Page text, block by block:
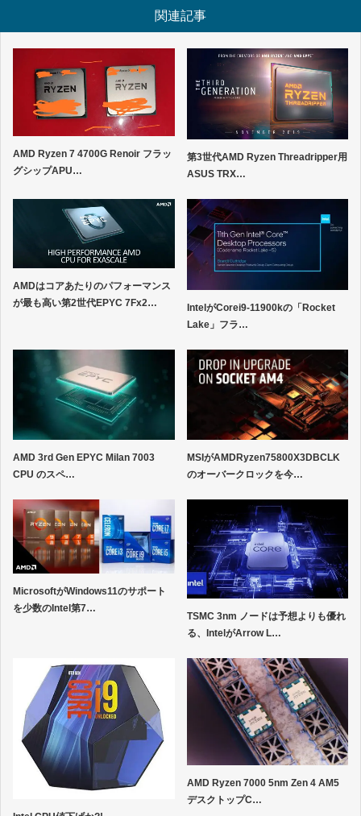
関連記事
AMD Ryzen 7 4700G Renoir フラッ
グシップAPU…
第3世代AMD Ryzen Threadripper用
ASUS TRX…
AMDはコアあたりのパフォーマンス
が最も高い第2世代EPYC 7Fx2…
IntelがCorei9-11900kの「Rocket
Lake」フラ…
AMD 3rd Gen EPYC Milan 7003
CPU のスペ…
MSIがAMDRyzen75800X3DBCLK
のオーバークロックを今…
MicrosoftがWindows11のサポート
を少数のIntel第7…
TSMC 3nm ノードは予想よりも優れ
る、IntelがArrow L…
AMD Ryzen 7000 5nm Zen 4 AM5
デスクトップC…